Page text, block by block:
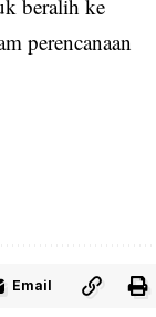
beralih ke
perencanaan
Email